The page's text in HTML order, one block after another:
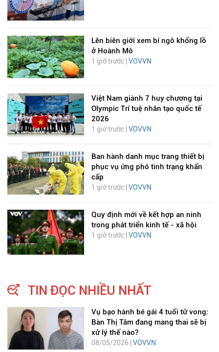
Lên biên giới xem bí ngô khổng lồ
ở Hoành Mô
1 giờ trước |VOVVN
Việt Nam giành 7 huy chương tại
Olympic Trí tuệ nhân tạo quốc tế
2026
1 giờ trước | VOVVN
Ban hành danh mục trang thiết bị
phục vụ ứng phó tình trạng khẩn
cấp
1 giờ trước | VOVVN
Quy định mới về kết hợp an ninh
trong phát triển kinh tế - xã hội
1 giờ trước | VOVVN
TIN ĐỌC NHIỀU NHẤT
Vụ bạo hành bé gái 4 tuổi tử vong:
Bàn Thị Tâm đang mang thai sẽ bị
xử lý thế nào?
08/05/2026 |VOVVN